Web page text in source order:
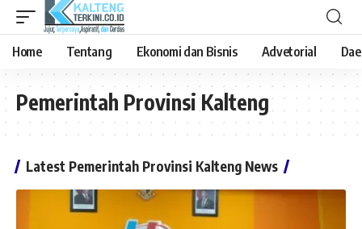
Home Tentang Ekonomi dan Bisnis Advetorial
Pemerintah Provinsi Kalteng
Latest Pemerintah Provinsi Kalteng News